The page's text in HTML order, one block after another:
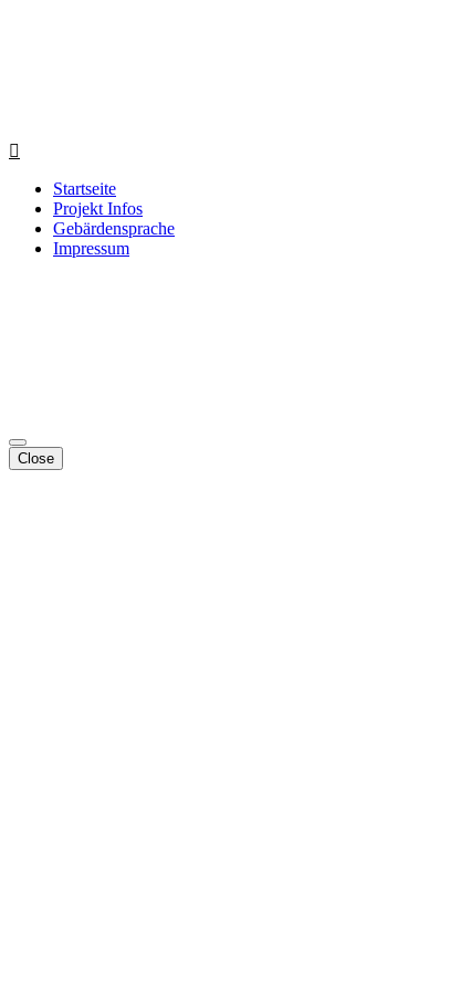
Startseite
Projekt Infos
Gebärdensprache
Impressum
Close